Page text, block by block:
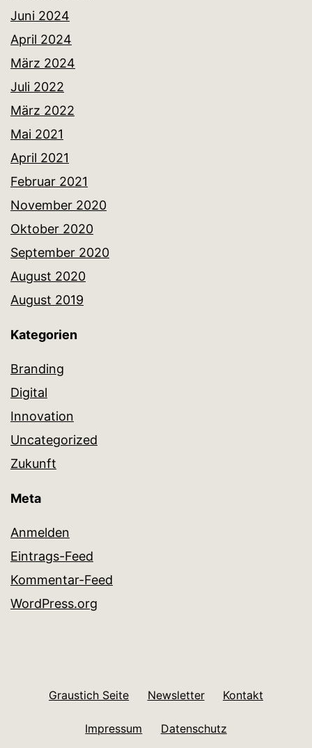
Juni 2024
April 2024
März 2024
Juli 2022
März 2022
Mai 2021
April 2021
Februar 2021
November 2020
Oktober 2020
September 2020
August 2020
August 2019
Kategorien
Branding
Digital
Innovation
Uncategorized
Zukunft
Meta
Anmelden
Eintrags-Feed
Kommentar-Feed
WordPress.org
Graustich Seite Newsletter Kontakt
Impressum Datenschutz